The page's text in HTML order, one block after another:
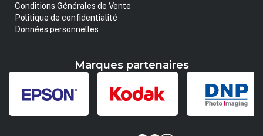
Conditions Générales de Vente
Politique de confidentialité
Données personnelles
Marques partenaires